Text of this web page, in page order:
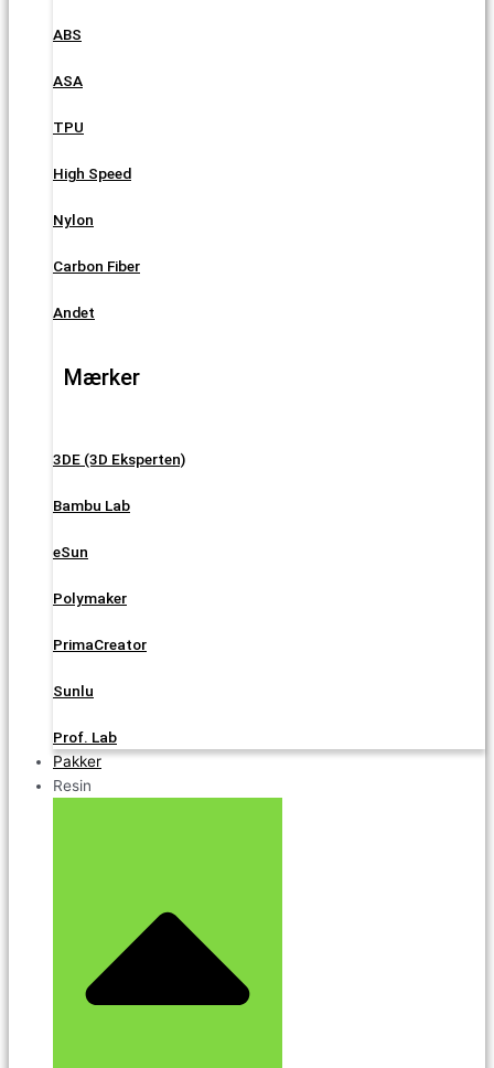
ABS
ASA
TPU
High Speed
Nylon
Carbon Fiber
Andet
Mærker
3DE (3D Eksperten)
Bambu Lab
eSun
Polymaker
PrimaCreator
Sunlu
Prof. Lab
Pakker
Resin